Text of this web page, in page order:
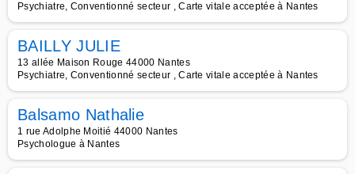
Psychiatre, Conventionné secteur , Carte vitale acceptée à Nantes
BAILLY JULIE
13 allée Maison Rouge 44000 Nantes
Psychiatre, Conventionné secteur , Carte vitale acceptée à Nantes
Balsamo Nathalie
1 rue Adolphe Moitié 44000 Nantes
Psychologue à Nantes